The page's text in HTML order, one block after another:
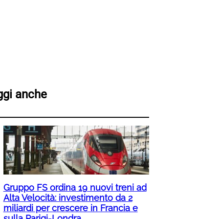
anche
Gruppo FS ordina 19 nuovi treni ad
Alta Velocità: investimento da 2
miliardi per crescere in Francia e